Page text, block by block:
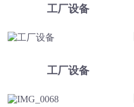
工厂设备
工厂设备